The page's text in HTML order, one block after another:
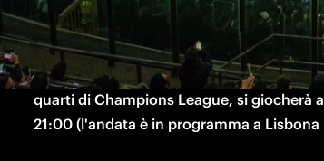
Sarà una notte unica, una notte di stelle,
l'appuntamento segnato sull'agenda di
quarti di Champions League, si giocherà
21:00 (l'andata è in programma a Lisbona